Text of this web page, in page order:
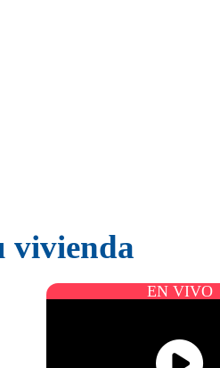
vivienda
EN VIVO